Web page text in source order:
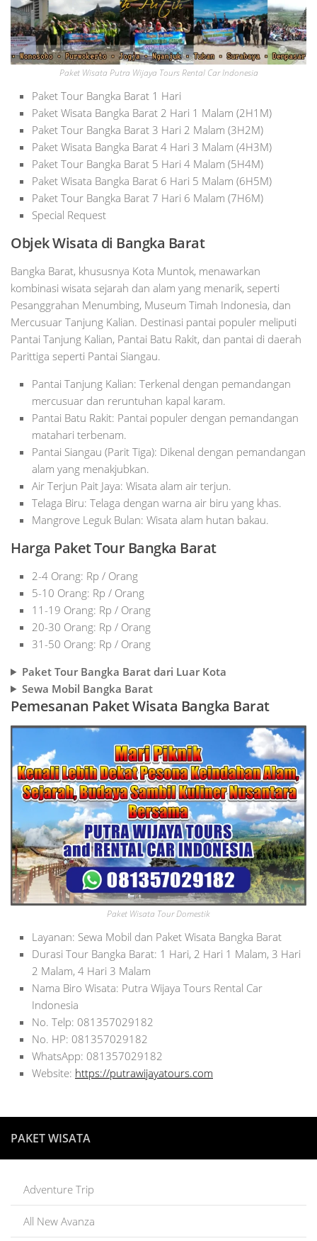
Paket Wisata Putra Wijaya Tours Rental Car Indonesia
Paket Tour Bangka Barat 1 Hari
Paket Wisata Bangka Barat 2 Hari 1 Malam (2H1M)
Paket Tour Bangka Barat 3 Hari 2 Malam (3H2M)
Paket Wisata Bangka Barat 4 Hari 3 Malam (4H3M)
Paket Tour Bangka Barat 5 Hari 4 Malam (5H4M)
Paket Wisata Bangka Barat 6 Hari 5 Malam (6H5M)
Paket Tour Bangka Barat 7 Hari 6 Malam (7H6M)
Special Request
Objek Wisata di Bangka Barat
Bangka Barat, khususnya Kota Muntok, menawarkan
kombinasi wisata sejarah dan alam yang menarik, seperti
Pesanggrahan Menumbing, Museum Timah Indonesia, dan
Mercusuar Tanjung Kalian. Destinasi pantai populer meliputi
Pantai Tanjung Kalian, Pantai Batu Rakit, dan pantai di daerah
Parittiga seperti Pantai Siangau.
Pantai Tanjung Kalian: Terkenal dengan pemandangan
mercusuar dan reruntuhan kapal karam.
Pantai Batu Rakit: Pantai populer dengan pemandangan
matahari terbenam.
Pantai Siangau (Parit Tiga): Dikenal dengan pemandangan
alam yang menakjubkan.
Air Terjun Pait Jaya: Wisata alam air terjun.
Telaga Biru: Telaga dengan warna air biru yang khas.
Mangrove Leguk Bulan: Wisata alam hutan bakau.
Harga Paket Tour Bangka Barat
2-4 Orang: Rp / Orang
5-10 Orang: Rp / Orang
11-19 Orang: Rp / Orang
20-30 Orang: Rp / Orang
31-50 Orang: Rp / Orang
Paket Tour Bangka Barat dari Luar Kota
Sewa Mobil Bangka Barat
Pemesanan Paket Wisata Bangka Barat
Paket Wisata Tour Domestik
Layanan: Sewa Mobil dan Paket Wisata Bangka Barat
Durasi Tour Bangka Barat: 1 Hari, 2 Hari 1 Malam, 3 Hari
2 Malam, 4 Hari 3 Malam
Nama Biro Wisata: Putra Wijaya Tours Rental Car
Indonesia
No. Telp: 081357029182
No. HP: 081357029182
WhatsApp: 081357029182
Website: https://putrawijayatours.com
PAKET WISATA
Adventure Trip
All New Avanza